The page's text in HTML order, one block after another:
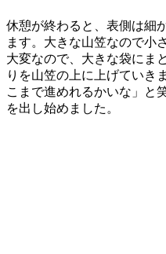
休憩が終わると、表側は細
ます。大きな山笠なので小
大変なので、大きな袋にま
りを山笠の上に上げていき
こまで進めれるかいな」と
を出し始めました。